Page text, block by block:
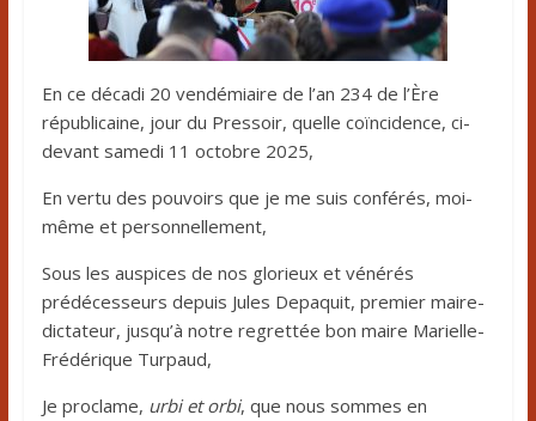
En ce décadi 20 vendémiaire de l’an 234 de l’Ère
républicaine, jour du Pressoir, quelle coïncidence, ci-
devant samedi 11 octobre 2025,
En vertu des pouvoirs que je me suis conférés, moi-
même et personnellement,
Sous les auspices de nos glorieux et vénérés
prédécesseurs depuis Jules Depaquit, premier maire-
dictateur, jusqu’à notre regrettée bon maire Marielle-
Frédérique Turpaud,
Je proclame, urbi et orbi, que nous sommes en